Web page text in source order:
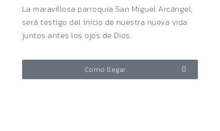
La maravillosa parroquia San Miguel Arcángel,
será testigo del inicio de nuestra nueva vida
juntos antes los ojos de Dios.
Como llegar